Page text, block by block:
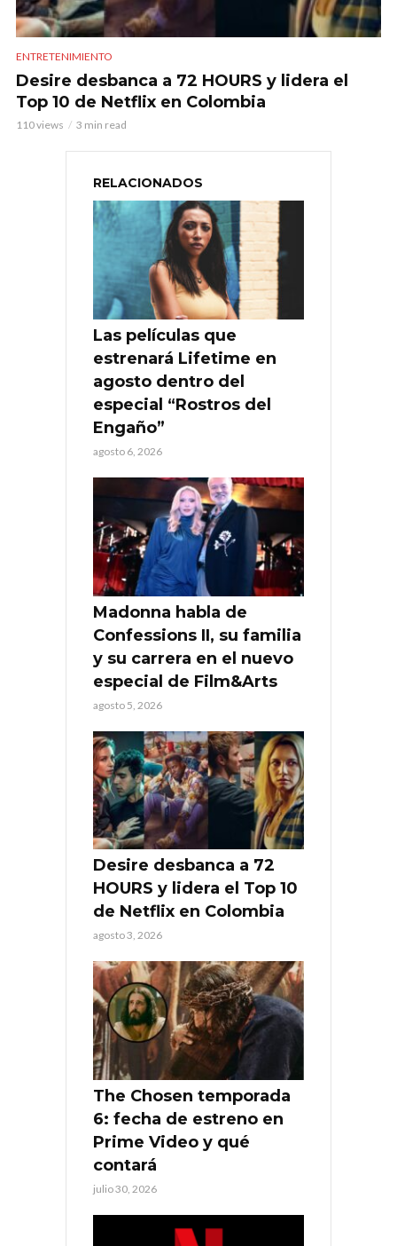
ENTRETENIMIENTO
Desire desbanca a 72 HOURS y lidera el
Top 10 de Netflix en Colombia
110 views 3 min read
RELACIONADOS
Las películas que
estrenará Lifetime en
agosto dentro del
especial “Rostros del
Engaño”
agosto 6, 2026
Madonna habla de
Confessions II, su familia
y su carrera en el nuevo
especial de Film&Arts
agosto 5, 2026
Desire desbanca a 72
HOURS y lidera el Top 10
de Netflix en Colombia
agosto 3, 2026
The Chosen temporada
6: fecha de estreno en
Prime Video y qué
contará
julio 30, 2026